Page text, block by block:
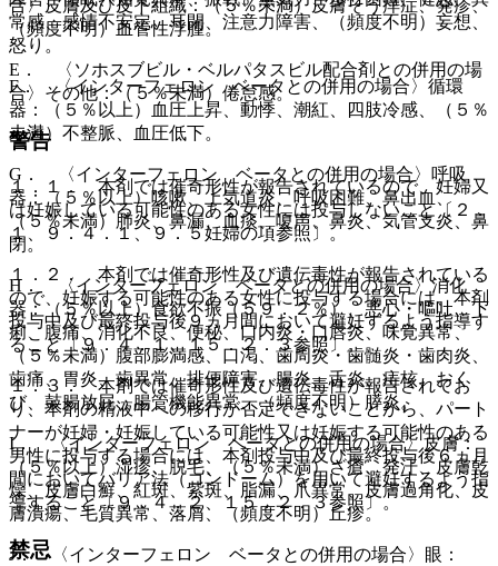
合〉皮膚及び皮下組織：（５％未満）皮膚そう痒症、発疹、
（頻度不明）血管性浮腫。
E． 〈ソホスブビル・ベルパタスビル配合剤との併用の場
合〉その他：（５％未満）倦怠感。
警告
１．１． 本剤では催奇形性が報告されているので、妊婦又
は妊娠している可能性のある女性には投与しないこと〔２．
１、９．４．１、９．５妊婦の項参照〕。
１．２． 本剤では催奇形性及び遺伝毒性が報告されている
ので、妊娠する可能性のある女性に投与する場合には、本剤
投与中及び最終投与後９ヵ月間において避妊するよう指導す
ること〔９．４．１、１５．２．３参照〕。
１．３． 本剤では催奇形性及び遺伝毒性が報告されてお
り、本剤の精液中への移行が否定できないことから、パート
ナーが妊婦・妊娠している可能性又は妊娠する可能性のある
男性に投与する場合には、本剤投与中及び最終投与後６ヵ月
間においてバリア法（コンドーム）を用いて避妊するよう指
導すること〔９．４．２、１５．２．３参照〕。
禁忌
常感、感情不安定、耳閉、注意力障害、（頻度不明）妄想、
怒り。
F． 〈インターフェロン ベータとの併用の場合〉循環
器：（５％以上）血圧上昇、動悸、潮紅、四肢冷感、（５％
未満）不整脈、血圧低下。
G． 〈インターフェロン ベータとの併用の場合〉呼吸
器：（５％以上）咳嗽、上気道炎、呼吸困難、鼻出血、
（５％未満）肺炎、鼻漏、血痰、嗄声、鼻炎、気管支炎、鼻
閉。
H． 〈インターフェロン ベータとの併用の場合〉消化
器：（５％以上）食欲不振（５９．２％）、悪心・嘔吐、下
痢、腹痛、消化不良、便秘、口内炎・口唇炎、味覚異常、
（５％未満）腹部膨満感、口渇、歯周炎・歯髄炎・歯肉炎、
歯痛、胃炎、歯異常、排便障害、腸炎、舌炎、痔核、おく
び、鼓腸放屁、腸管機能異常、（頻度不明）膵炎。
I． 〈インターフェロン ベータとの併用の場合〉皮膚：
（５％以上）湿疹、脱毛、（５％未満）ざ瘡、発汗、皮膚乾
燥、皮膚白癬、紅斑、紫斑、脂漏、爪異常、皮膚過角化、皮
膚潰瘍、毛質異常、落屑、（頻度不明）丘疹。
J． 〈インターフェロン ベータとの併用の場合〉眼：